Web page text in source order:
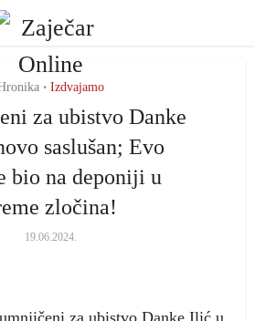
• Izdvajamo
za ubistvo Danke
saslušan; Evo
bio na deponiji u
zločina!
19.06.2024.
za ubistvo Danke Ilić u